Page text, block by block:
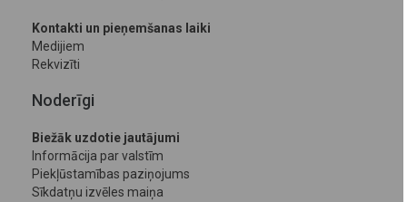
Kontakti un pieņemšanas laiki
Medijiem
Rekvizīti
Noderīgi
Biežāk uzdotie jautājumi
Informācija par valstīm
Piekļūstamības paziņojums
Sīkdatņu izvēles maiņa